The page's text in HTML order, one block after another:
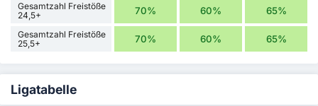
Gesamtzahl Freistöße
24,5+
70% 60% 65%
Gesamtzahl Freistöße
25,5+
70% 60% 65%
Ligatabelle